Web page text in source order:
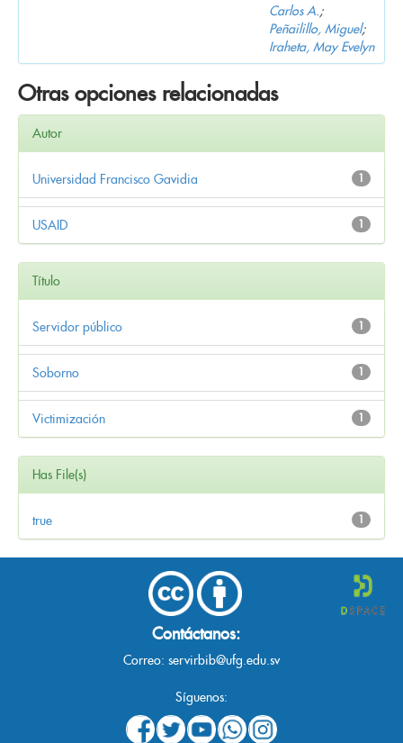
Carlos A.;
Peñailillo, Miguel;
Iraheta, May Evelyn
Otras opciones relacionadas
Autor
1
Universidad Francisco Gavidia
1
USAID
Título
1
Servidor público
1
Soborno
1
Victimización
Has File(s)
1
true
Contáctanos:
Correo: servirbib@ufg.edu.sv
Síguenos: